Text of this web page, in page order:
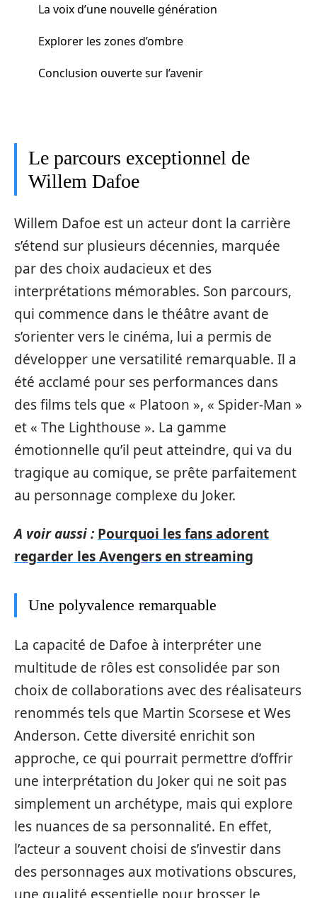
La voix d’une nouvelle génération
Explorer les zones d’ombre
Conclusion ouverte sur l’avenir
Le parcours exceptionnel de
Willem Dafoe
Willem Dafoe est un acteur dont la carrière
s’étend sur plusieurs décennies, marquée
par des choix audacieux et des
interprétations mémorables. Son parcours,
qui commence dans le théâtre avant de
s’orienter vers le cinéma, lui a permis de
développer une versatilité remarquable. Il a
été acclamé pour ses performances dans
des films tels que « Platoon », « Spider-Man »
et « The Lighthouse ». La gamme
émotionnelle qu’il peut atteindre, qui va du
tragique au comique, se prête parfaitement
au personnage complexe du Joker.
A voir aussi : Pourquoi les fans adorent
regarder les Avengers en streaming
Une polyvalence remarquable
La capacité de Dafoe à interpréter une
multitude de rôles est consolidée par son
choix de collaborations avec des réalisateurs
renommés tels que Martin Scorsese et Wes
Anderson. Cette diversité enrichit son
approche, ce qui pourrait permettre d’offrir
une interprétation du Joker qui ne soit pas
simplement un archétype, mais qui explore
les nuances de sa personnalité. En effet,
l’acteur a souvent choisi de s’investir dans
des personnages aux motivations obscures,
une qualité essentielle pour brosser le